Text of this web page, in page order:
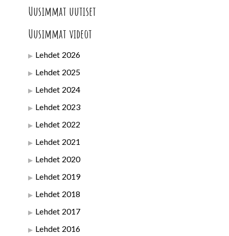
Uusimmat uutiset
Uusimmat videot
Lehdet 2026
Lehdet 2025
Lehdet 2024
Lehdet 2023
Lehdet 2022
Lehdet 2021
Lehdet 2020
Lehdet 2019
Lehdet 2018
Lehdet 2017
Lehdet 2016